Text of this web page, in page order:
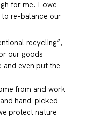
for me. I owe
re-balance our
recycling”,
our goods
even put the
from and work
hand-picked
protect nature